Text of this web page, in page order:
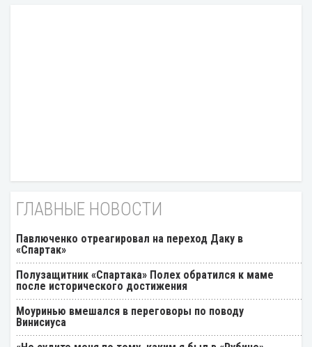
ГЛАВНЫЕ НОВОСТИ
Павлюченко отреагировал на переход Даку в
«Спартак»
Полузащитник «Спартака» Полех обратился к маме
после исторического достижения
Моуринью вмешался в переговоры по поводу
Винисиуса